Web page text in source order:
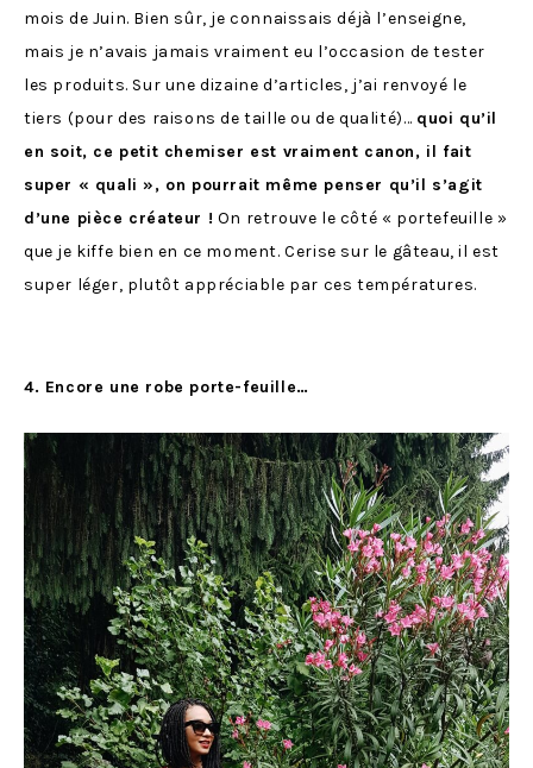
mois de Juin. Bien sûr, je connaissais déjà l’enseigne,
mais je n’avais jamais vraiment eu l’occasion de tester
les produits. Sur une dizaine d’articles, j’ai renvoyé le
tiers (pour des raisons de taille ou de qualité)… quoi qu’il
en soit, ce petit chemiser est vraiment canon, il fait
super « quali », on pourrait même penser qu’il s’agit
d’une pièce créateur ! On retrouve le côté « portefeuille »
que je kiffe bien en ce moment. Cerise sur le gâteau, il est
super léger, plutôt appréciable par ces températures.
4. Encore une robe porte-feuille…